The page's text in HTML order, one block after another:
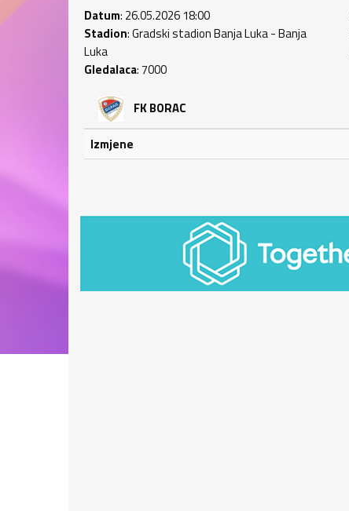
Datum: 26.05.2026 18:00
Stadion: Gradski stadion Banja Luka - Banja
Luka
Gledalaca: 7000
FK BORAC
Izmjene